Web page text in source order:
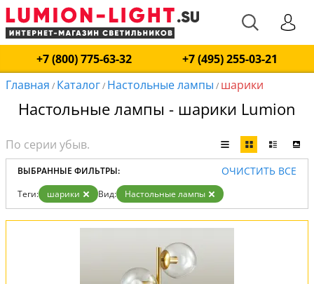
+7 (800) 775-63-32
+7 (495) 255-03-21
Главная / Каталог/ Настольные лампы / шарики
Настольные лампы - шарики Lumion
ВЫБРАННЫЕ ФИЛЬТРЫ: ОЧИСТИТЬ ВСЕ
Теги: шарики Вид: Настольные лампы